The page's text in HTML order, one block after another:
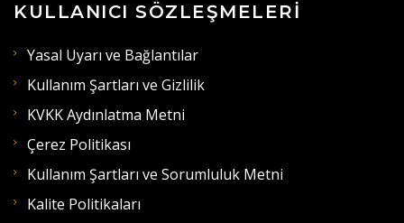
KULLANICI SÖZLEŞMELERI
Yasal Uyarı ve Bağlantılar
Kullanım Şartları ve Gizlilik
KVKK Aydınlatma Metni
Çerez Politikası
Kullanım Şartları ve Sorumluluk Metni
Kalite Politikaları